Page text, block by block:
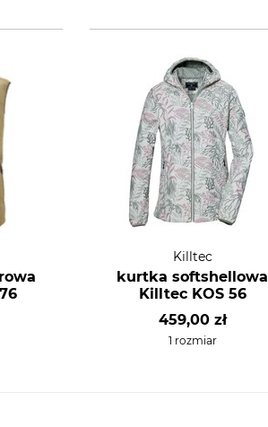
Killtec
kurtka softshellowa
Killtec KOS 56
459,00 zł
1 rozmiar